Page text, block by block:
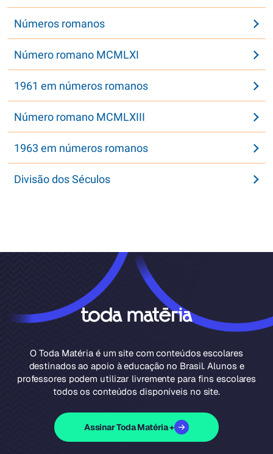
Números romanos
Número romano MCMLXI
1961 em números romanos
Número romano MCMLXIII
1963 em números romanos
Divisão dos Séculos
O Toda Matéria é um site com conteúdos escolares
destinados ao apoio à educação no Brasil. Alunos e
professores podem utilizar livremente para fins escolares
todos os conteúdos disponíveis no site.
Assinar Toda Matéria +